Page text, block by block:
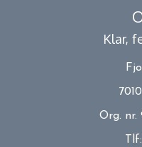
Klar,
Org. nr.
Tlf: